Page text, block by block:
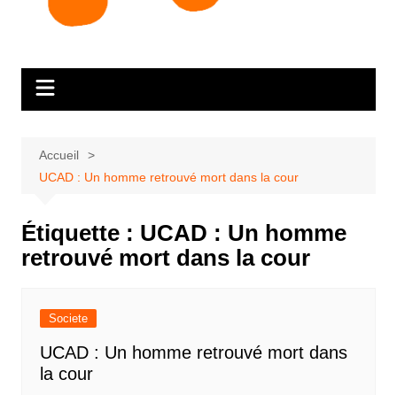
Accueil
UCAD : Un homme retrouvé mort dans la cour
Étiquette : UCAD : Un homme
retrouvé mort dans la cour
Societe
UCAD : Un homme retrouvé mort dans
la cour